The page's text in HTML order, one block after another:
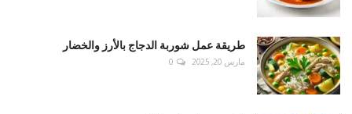
طريقة عمل شوربة الدجاج بالأرز والخضار
مارس 20, 2025 0